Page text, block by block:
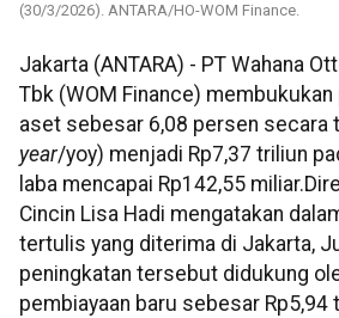
(30/3/2026). ANTARA/HO-WOM Finance.
Jakarta (ANTARA) - PT Wahana
Tbk (WOM Finance)
aset sebesar 6,08 persen secara
year/yoy) menjadi Rp7,37 triliun
laba mencapai Rp142,55
Cincin Lisa Hadi mengatakan
tertulis yang diterima di Jakarta,
peningkatan tersebut didukung
pembiayaan baru sebesar Rp5,94